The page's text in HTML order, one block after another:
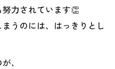
力されています👏
うのには、はっきりとし
、